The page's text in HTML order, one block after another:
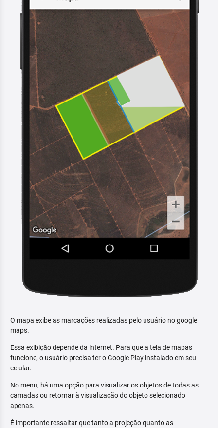
O mapa exibe as marcações realizadas pelo usuário no google
maps.
Essa exibição depende da internet. Para que a tela de mapas
funcione, o usuário precisa ter o Google Play instalado em seu
celular.
No menu, há uma opção para visualizar os objetos de todas as
camadas ou retornar à visualização do objeto selecionado
apenas.
É importante ressaltar que tanto a projeção quanto as